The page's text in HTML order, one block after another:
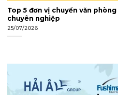
Top 5 đơn vị chuyển văn
chuyên nghiệp
25/07/2026